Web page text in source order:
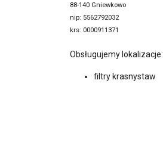
88-140 Gniewkowo
nip: 5562792032
krs: 0000911371
Obsługujemy lokalizacje:
filtry krasnystaw